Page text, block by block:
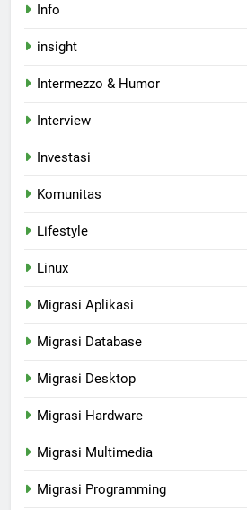
Info
insight
Intermezzo & Humor
Interview
Investasi
Komunitas
Lifestyle
Linux
Migrasi Aplikasi
Migrasi Database
Migrasi Desktop
Migrasi Hardware
Migrasi Multimedia
Migrasi Programming